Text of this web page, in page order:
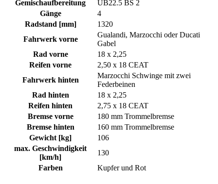
Gemischaufbereitung
UB22.5 BS 2
Gänge
4
Radstand [mm]
1320
Fahrwerk vorne
Gualandi, Marzocchi oder Ducati
Gabel
Rad vorne
18 x 2,25
Reifen vorne
2,50 x 18 CEAT
Fahrwerk hinten
Marzocchi Schwinge mit zwei
Federbeinen
Rad hinten
18 x 2,25
Reifen hinten
2,75 x 18 CEAT
Bremse vorne
180 mm Trommelbremse
Bremse hinten
160 mm Trommelbremse
Gewicht [kg]
106
max. Geschwindigkeit
[km/h]
130
Farben
Kupfer und Rot